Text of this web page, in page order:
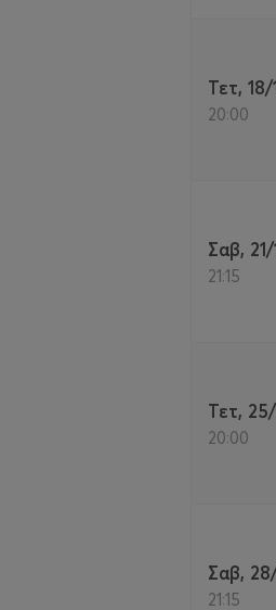
Τετ, 18/
20:00
Σαβ, 21/
21:15
Τετ, 25/
20:00
Σαβ,
21:15